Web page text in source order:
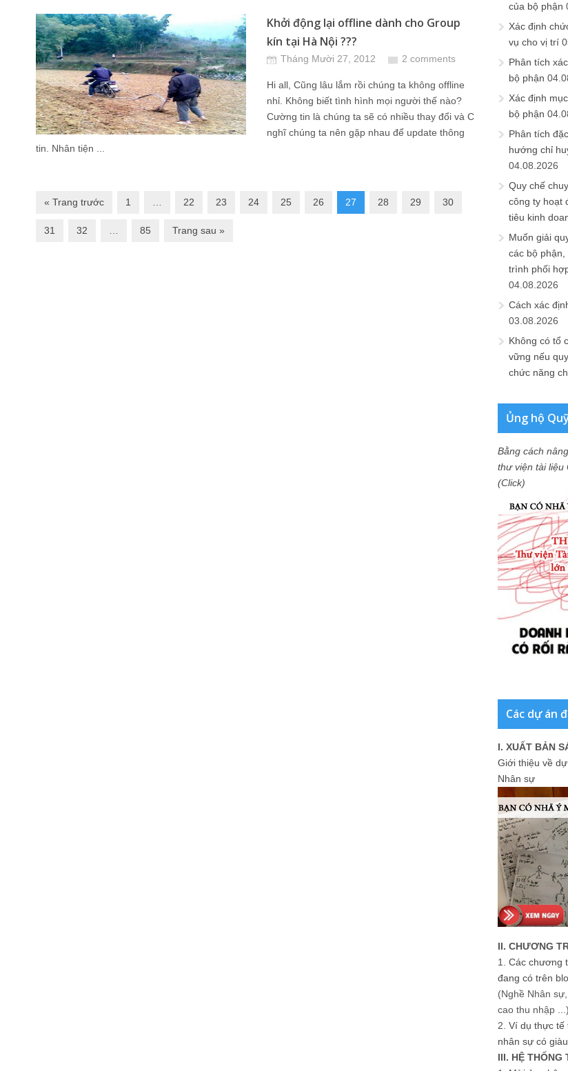
Khởi động lại offline dành cho Group
kín tại Hà Nội ???
Tháng Mười 27, 2012 2 comments
Hi all, Cũng lâu lắm rồi chúng ta không offline
nhỉ. Không biết tình hình mọi người thế nào?
Cường tin là chúng ta sẽ có nhiều thay đổi và C
nghĩ chúng ta nên gặp nhau để update thông
tin. Nhân tiện ...
« Trang trước 1 22 23 24 25 26 27 28 29 30
31 32 85 Trang sau »
của bộ phận
Xác định
vụ cho vị trí
Phân tích
bộ phận
Xác định
bộ phận
Phân tích
hướng chỉ
04.08.2026
Quy chế
công ty hoạt
tiêu kinh
Muốn giải
các bộ
trình phối
04.08.2026
Cách xác
03.08.2026
Không có tổ
vững nếu
chức năng
Ủng hộ
Bằng cách
thư viện tài liệu
(Click)
Các dự án
I. XUẤT BẢN
Giới thiệu về
Nhân sự
II. CHƯƠNG
1. Các chương
đang có trên
(Nghề Nhân
cao thu nhập ...)
2. Ví dụ thực tế
nhân sự có
III. HỆ THỐNG